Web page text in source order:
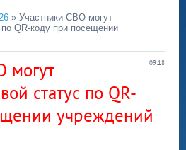
26 » Участники СВО могут
QR-коду при посещении
09:18
могут
статус по QR-
учреждений